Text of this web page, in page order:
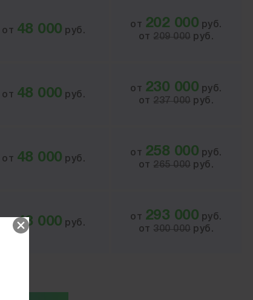
от 48 000 руб.
от 202 000 руб.
от 209 000 руб.
от 48 000 руб.
от 230 000 руб.
от 237 000 руб.
от 48 000 руб.
от 258 000 руб.
от 265 000 руб.
от 48 000 руб.
от 293 000 руб.
от 300 000 руб.